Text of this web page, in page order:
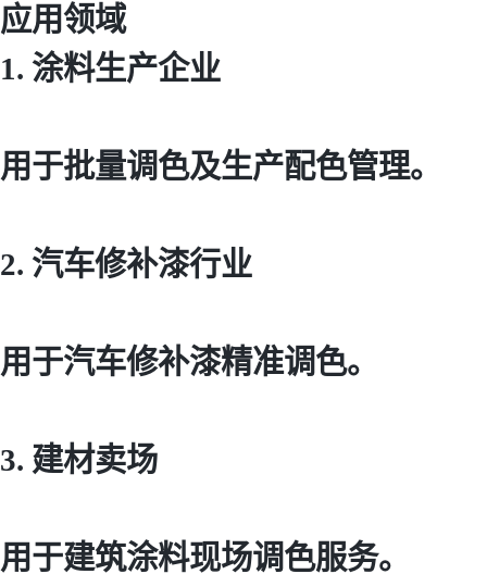
应用领域
1. 涂料生产企业
用于批量调色及生产配色管理。
2. 汽车修补漆行业
用于汽车修补漆精准调色。
3. 建材卖场
用于建筑涂料现场调色服务。